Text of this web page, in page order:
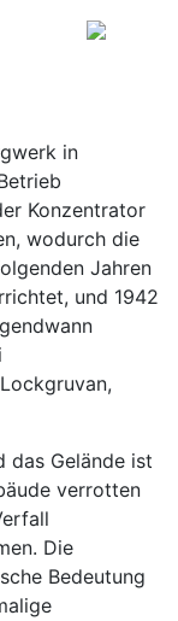
in
Konzentrator
wodurch die
Jahren
und 1942
das Gelände ist
verrotten
Die
Bedeutung